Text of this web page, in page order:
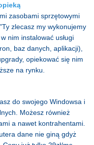
zasobami sprzętowymi
zlecasz my wykonujemy
nim instalować usługi
baz danych, aplikacji),
opiekować się nim
na rynku.
do swojego Windowsa i
Możesz również
a nawet kontrahentami.
dane nie giną gdyż